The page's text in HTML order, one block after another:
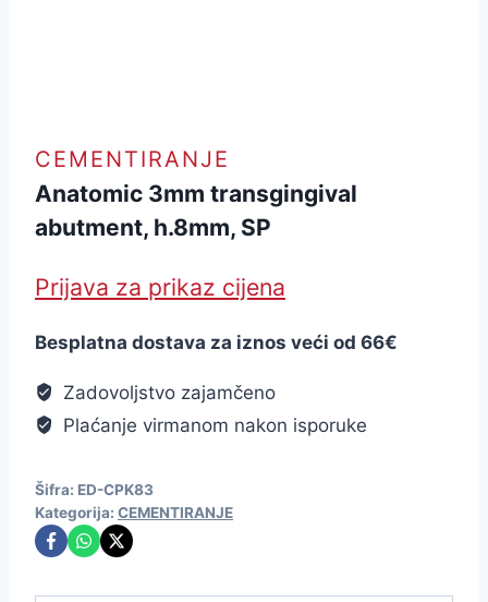
CEMENTIRANJE
Anatomic 3mm transgingival
abutment, h.8mm, SP
Prijava za prikaz cijena
Besplatna dostava za iznos veći od 66€
Zadovoljstvo zajamčeno
Plaćanje virmanom nakon isporuke
Šifra: ED-CPK83
Kategorija: CEMENTIRANJE